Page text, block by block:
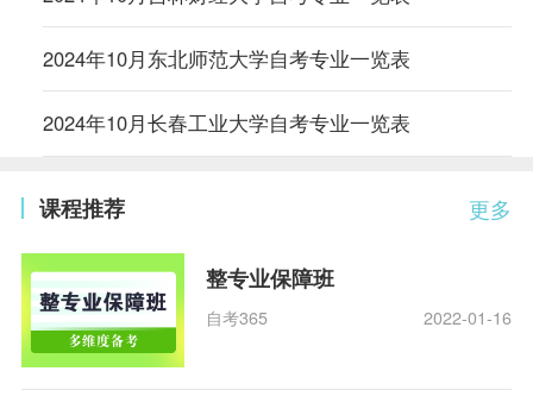
2024年10月东北师范大学自考专业一览表
2024年10月长春工业大学自考专业一览表
更多
课程推荐
整专业保障班
自考365 2022-01-16